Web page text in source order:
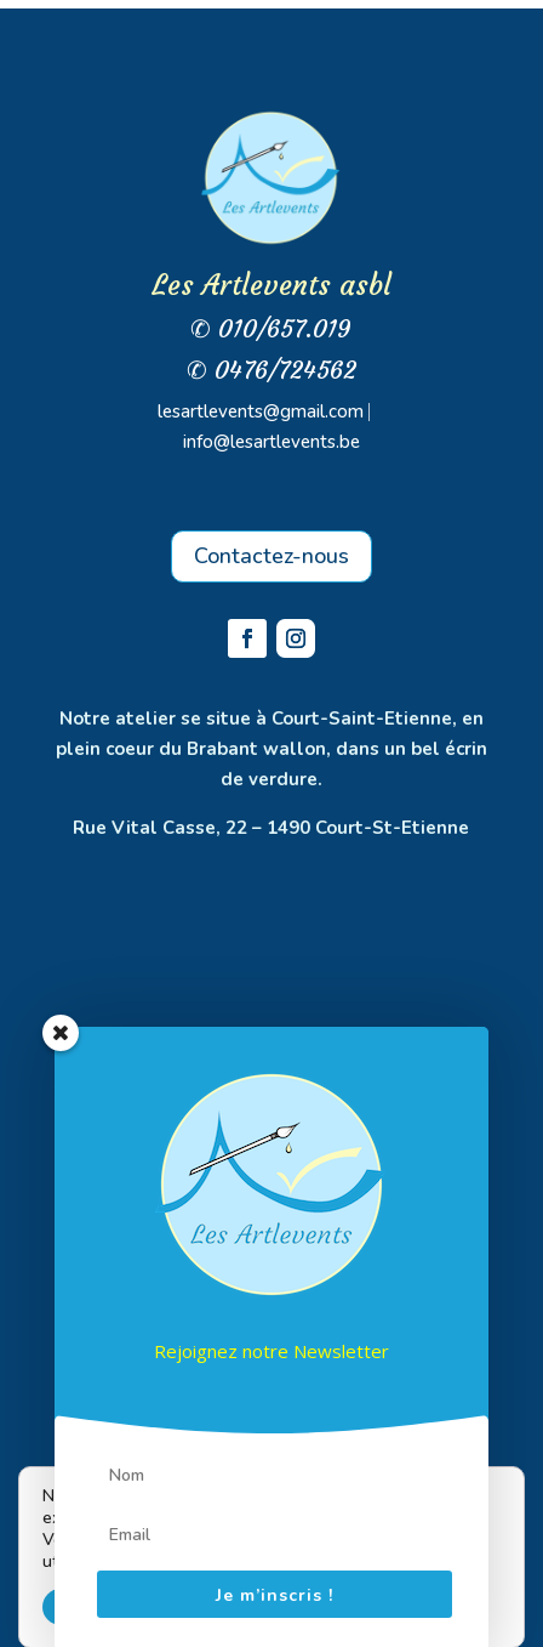
Les Artlevents asbl
✆ 010/657.019
✆ 0476/724562
lesartlevents@gmail.com
info@lesartlevents.be
Contactez-nous
Notre atelier se situe à Court-Saint-Etienne, en
plein coeur du Brabant wallon, dans un bel écrin
de verdure.
Rue Vital Casse, 22 – 1490 Court-St-Etienne
Suivez-nous sur les réseaux
Rejoignez notre Newsletter
Je m’inscris !
Nous utilisons des cookies pour vous offrir la meilleure
expérience sur notre site.
Vous pouvez en savoir plus sur les cookies que nous
utilisons ou les désactiver dans